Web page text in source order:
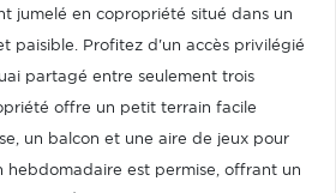
jumelé en copropriété situé dans un
paisible. Profitez d'un accès privilégié
partagé entre seulement trois
offre un petit terrain facile
un balcon et une aire de jeux pour
hebdomadaire est permise, offrant un